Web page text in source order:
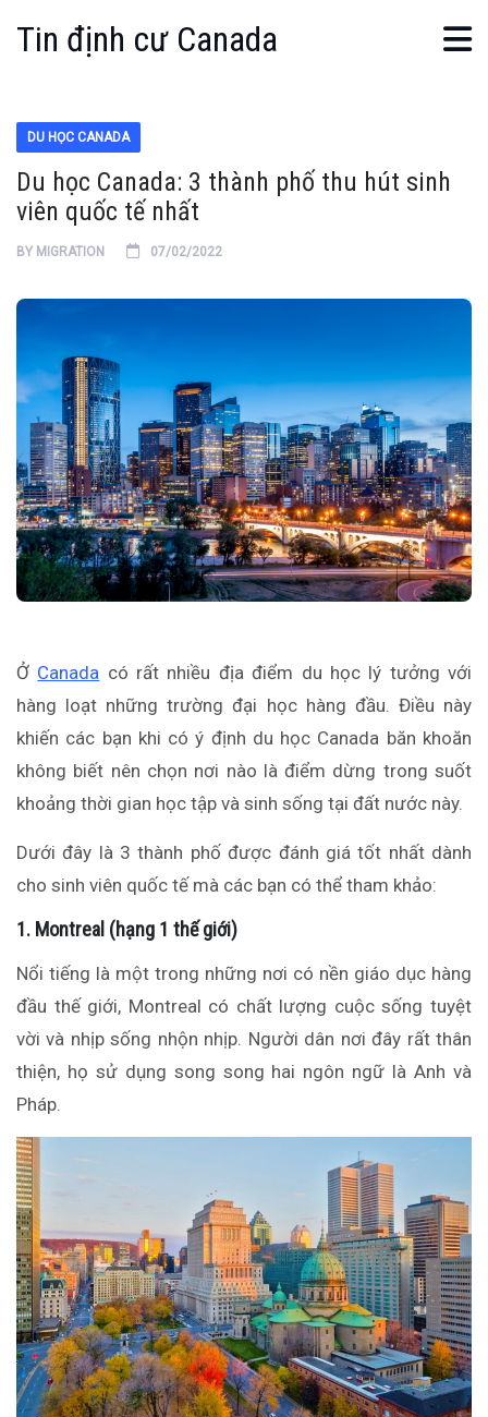
Tin định cư Canada
DU HỌC CANADA
Du học Canada: 3 thành phố thu hút sinh
viên quốc tế nhất
BY MIGRATION 07/02/2022
Ở Canada có rất nhiều địa điểm du học lý tưởng với
hàng loạt những trường đại học hàng đầu. Điều này
khiến các bạn khi có ý định du học Canada băn khoăn
không biết nên chọn nơi nào là điểm dừng trong suốt
khoảng thời gian học tập và sinh sống tại đất nước này.
Dưới đây là 3 thành phố được đánh giá tốt nhất dành
cho sinh viên quốc tế mà các bạn có thể tham khảo:
1. Montreal (hạng 1 thế giới)
Nổi tiếng là một trong những nơi có nền giáo dục hàng
đầu thế giới, Montreal có chất lượng cuộc sống tuyệt
vời và nhịp sống nhộn nhịp. Người dân nơi đây rất thân
thiện, họ sử dụng song song hai ngôn ngữ là Anh và
Pháp.